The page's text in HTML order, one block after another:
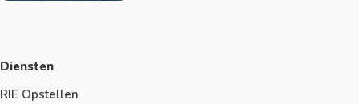
Diensten
RIE Opstellen